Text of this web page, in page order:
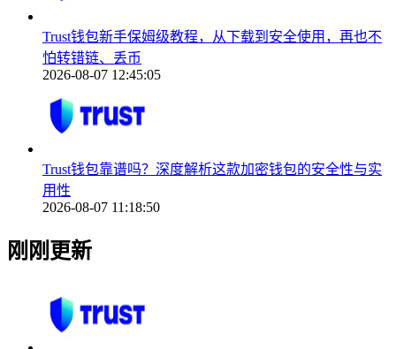
Trust钱包新手保姆级教程，从下载到安全使用，再也不
怕转错链、丢币
2026-08-07 12:45:05
Trust钱包靠谱吗？深度解析这款加密钱包的安全性与实
用性
2026-08-07 11:18:50
刚刚更新